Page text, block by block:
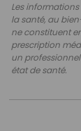
Les
la santé, au
ne constituent
prescription
un
état de santé.